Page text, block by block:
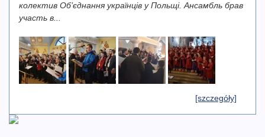
колектив Об’єднання українців у Польщі. Ансамбль брав
участь в...
[szczegóły]